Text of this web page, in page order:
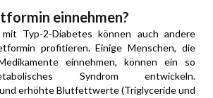
einnehmen?
Typ-2-Diabetes können auch andere
profitieren. Einige Menschen, die
einnehmen, können ein so
Syndrom entwickeln.
erhöhte Blutfettwerte (Triglyceride und